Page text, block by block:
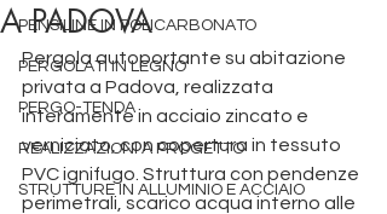
PENSILINE IN POLICARBONATO
PERGOLATI IN LEGNO
PERGO-TENDA
REALIZZAZIONI A PROGETTO
STRUTTURE IN ALLUMINIO E ACCIAIO
A PADOVA
Pergola autoportante su abitazione
privata a Padova, realizzata
interamente in acciaio zincato e
verniciato, con copertura in tessuto
PVC ignifugo. Struttura con pendenze
perimetrali, scarico acqua interno alle